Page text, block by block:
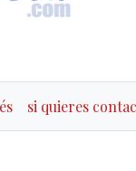
si quieres